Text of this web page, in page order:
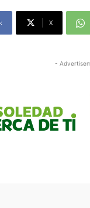
X
-